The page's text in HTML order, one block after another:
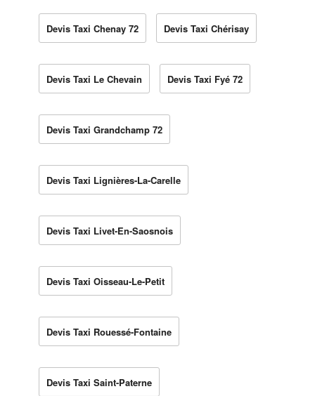
Devis Taxi Chenay 72 Devis Taxi Chérisay
Devis Taxi Le Chevain Devis Taxi Fyé 72
Devis Taxi Grandchamp 72
Devis Taxi Lignières-La-Carelle
Devis Taxi Livet-En-Saosnois
Devis Taxi Oisseau-Le-Petit
Devis Taxi Rouessé-Fontaine
Devis Taxi Saint-Paterne